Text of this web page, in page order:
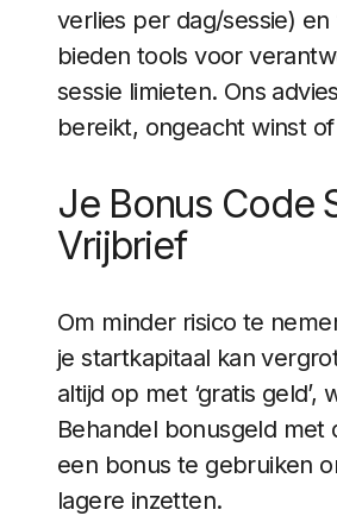
verlies per dag/sessie)
bieden tools voor
sessie limieten. Ons
bereikt, ongeacht winst
Je Bonus Code
Vrijbrief
Om minder risico te
je startkapitaal kan
altijd op met ‘gratis
Behandel bonusgeld met
een bonus te gebruiken
lagere inzetten.